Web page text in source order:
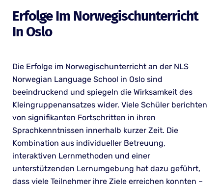
Erfolge Im Norwegischunterricht
In Oslo
Die Erfolge im Norwegischunterricht an der NLS
Norwegian Language School in Oslo sind
beeindruckend und spiegeln die Wirksamkeit des
Kleingruppenansatzes wider. Viele Schüler berichten
von signifikanten Fortschritten in ihren
Sprachkenntnissen innerhalb kurzer Zeit. Die
Kombination aus individueller Betreuung,
interaktiven Lernmethoden und einer
unterstützenden Lernumgebung hat dazu geführt,
dass viele Teilnehmer ihre Ziele erreichen konnten –